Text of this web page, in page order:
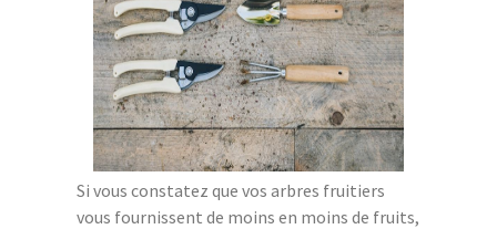
Si vous constatez que vos arbres fruitiers
vous fournissent de moins en moins de fruits,